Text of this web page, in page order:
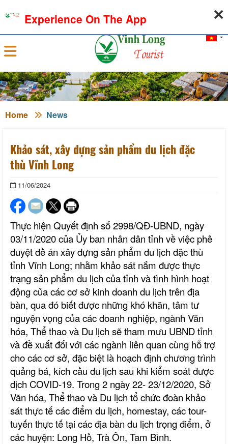
Sign in
Home News
Khảo sát, xây dựng sản phẩm du lịch đặc
thù Vĩnh Long
11/06/2024
Thực hiện Quyết định số 2998/QĐ-UBND, ngày
03/11/2020 của Ủy ban nhân dân tỉnh về việc phê
duyệt đề án xây dựng sản phẩm du lịch đặc thù
tỉnh Vĩnh Long; nhằm khảo sát nắm được thực
trạng sản phẩm du lịch của tỉnh và tình hình hoạt
động của các cơ sở kinh doanh du lịch trên địa
bàn, qua đó biết được những khó khăn, tâm tư
nguyện vọng của các doanh nghiệp, ngành Văn
hóa, Thể thao và Du lịch sẽ tham mưu UBND tỉnh
và đề xuất đối với các ngành liên quan cùng hỗ trợ
cho các cơ sở, đặc biệt là hoạch định chương trình
quảng bá, kích cầu du lịch sau khi kiểm soát được
dịch COVID-19. Trong 2 ngày 22- 23/12/2020, Sở
Văn hóa, Thể thao và Du lịch tổ chức đoàn khảo
sát thực tế các điểm du lịch, homestay, các tour-
tuyến thực tế tại các địa bàn du lịch trọng điểm, ở
các huyện: Long Hồ, Trà Ôn, Tam Bình.
Experience On The App